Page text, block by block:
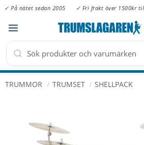
Meny
✓ På nätet sedan 2005 ✓ Fri frakt över 1500kr
TRUMMOR TRUMSET SHELLPACK